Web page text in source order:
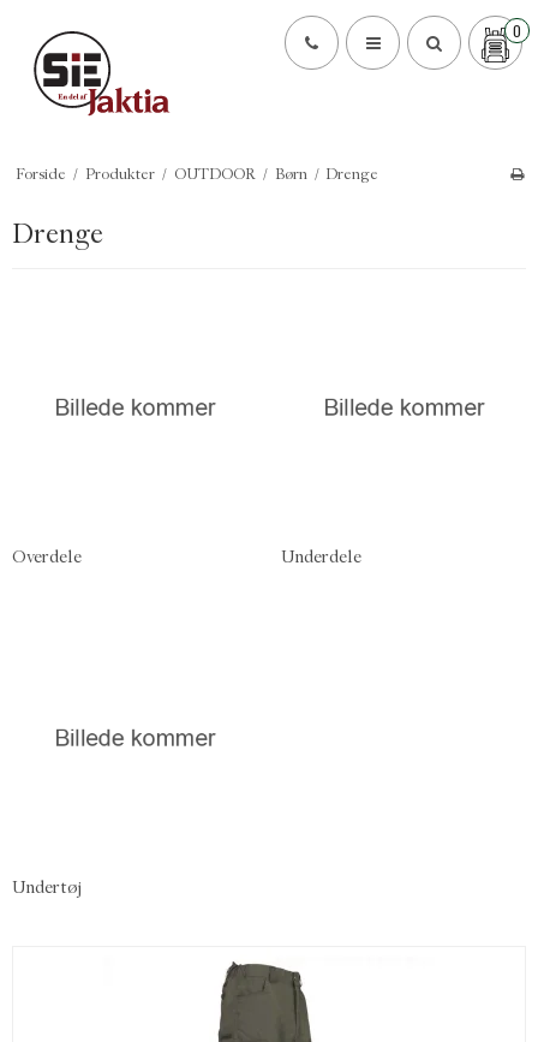
0
Forside / Produkter / OUTDOOR / Børn / Drenge
Drenge
Overdele Underdele
Undertøj